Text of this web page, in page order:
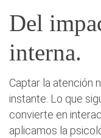
Del
interna.
Captar la atención
instante. Lo que
convierte en
aplicamos la